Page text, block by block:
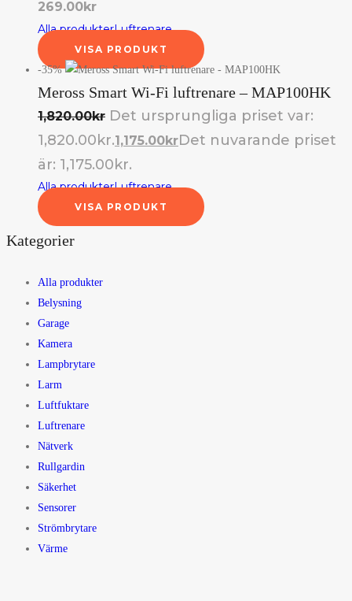
269.00kr
Alla produkterLuftrenare
VISA PRODUKT
-35%
Meross Smart Wi-Fi luftrenare – MAP100HK
1,820.00kr Det ursprungliga priset var:
1,820.00kr.1,175.00krDet nuvarande priset
är: 1,175.00kr.
Alla produkterLuftrenare
VISA PRODUKT
Kategorier
Alla produkter
Belysning
Garage
Kamera
Lampbrytare
Larm
Luftfuktare
Luftrenare
Nätverk
Rullgardin
Säkerhet
Sensorer
Strömbrytare
Värme